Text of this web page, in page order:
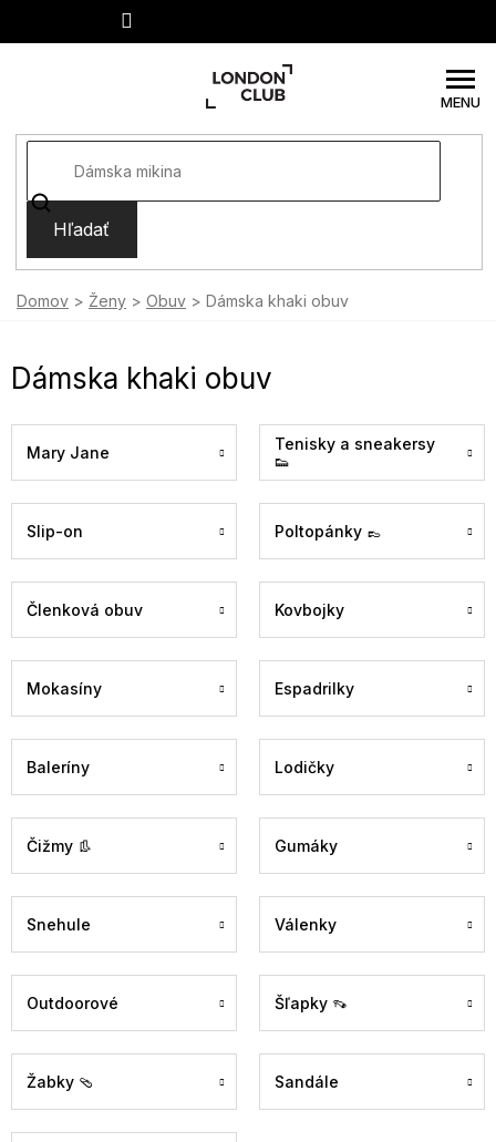
Hľadať
Domov Ženy Obuv Dámska khaki obuv
Dámska khaki obuv
Mary Jane
Tenisky a sneakersy
👟
Slip-on Poltopánky 👞
Členková obuv Kovbojky
Mokasíny Espadrilky
Baleríny Lodičky
Čižmy 👢 Gumáky
Snehule Válenky
Outdoorové Šľapky 👡
Žabky 🩴 Sandále